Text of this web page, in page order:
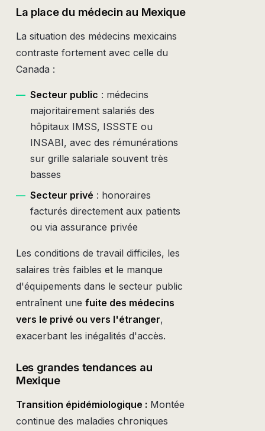
La place du médecin au Mexique
La situation des médecins mexicains
contraste fortement avec celle du
Canada :
— Secteur public : médecins
majoritairement salariés des
hôpitaux IMSS, ISSSTE ou
INSABI, avec des rémunérations
sur grille salariale souvent très
basses
— Secteur privé : honoraires
facturés directement aux patients
ou via assurance privée
Les conditions de travail difficiles, les
salaires très faibles et le manque
d'équipements dans le secteur public
entraînent une fuite des médecins
vers le privé ou vers l'étranger,
exacerbant les inégalités d'accès.
Les grandes tendances au
Mexique
Transition épidémiologique : Montée
continue des maladies chroniques